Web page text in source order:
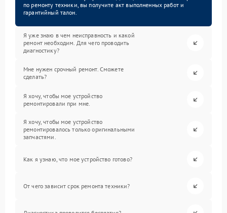
по ремонту техники, вы получите акт выполненных работ и
гарантийный талон.
Я уже знаю в чем неисправность и какой
ремонт необходим. Для чего проводить
диагностику?
Мне нужен срочный ремонт. Сможете
сделать?
Я хочу, чтобы мое устройство
ремонтировали при мне.
Я хочу, чтобы мое устройство
ремонтировалось только оригинальными
запчастями.
Как я узнаю, что мое устройство готово?
От чего зависит срок ремонта техники?